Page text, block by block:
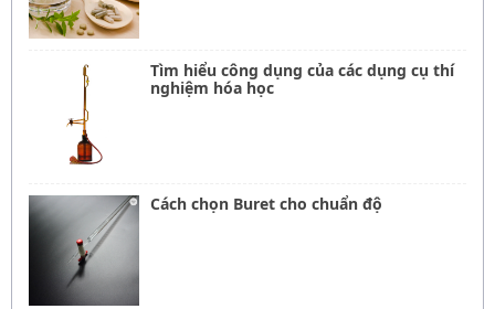
Tìm hiểu công dụng của các dụng cụ thí
nghiệm hóa học
Cách chọn Buret cho chuẩn độ